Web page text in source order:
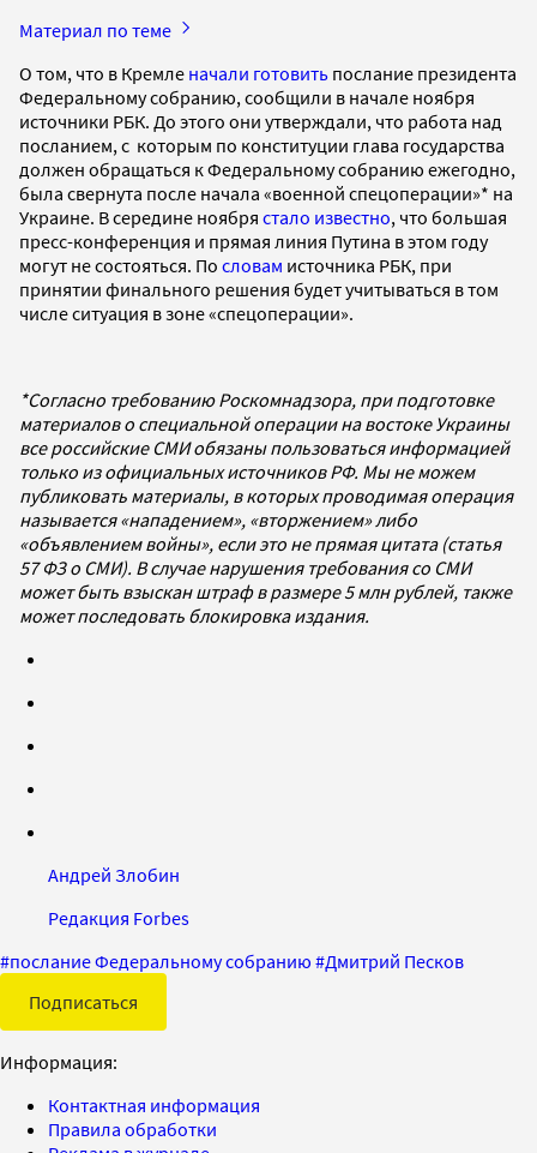
Материал по теме
О том, что в Кремле начали готовить послание президента
Федеральному собранию, сообщили в начале ноября
источники РБК. До этого они утверждали, что работа над
посланием, с которым по конституции глава государства
должен обращаться к Федеральному собранию ежегодно,
была свернута после начала «военной спецоперации»* на
Украине. В середине ноября стало известно, что большая
пресс-конференция и прямая линия Путина в этом году
могут не состояться. По словам источника РБК, при
принятии финального решения будет учитываться в том
числе ситуация в зоне «спецоперации».
*Согласно требованию Роскомнадзора, при подготовке
материалов о специальной операции на востоке Украины
все российские СМИ обязаны пользоваться информацией
только из официальных источников РФ. Мы не можем
публиковать материалы, в которых проводимая операция
называется «нападением», «вторжением» либо
«объявлением войны», если это не прямая цитата (статья
57 ФЗ о СМИ). В случае нарушения требования со СМИ
может быть взыскан штраф в размере 5 млн рублей, также
может последовать блокировка издания.
Андрей Злобин
Редакция Forbes
#послание Федеральному собранию #Дмитрий Песков
Подписаться
Информация:
Контактная информация
Правила обработки